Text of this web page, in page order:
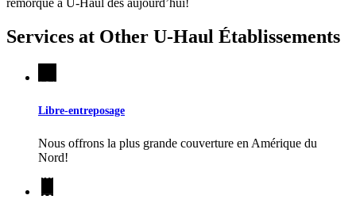
Services at Other U-Haul Établissements
Libre-entreposage
Nous offrons la plus grande couverture en Amérique du
Nord!